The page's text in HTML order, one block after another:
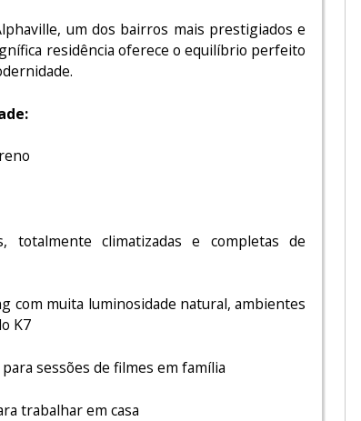
um dos bairros mais prestigiados e
residência oferece o equilíbrio perfeito
totalmente climatizadas e completas de
com muita luminosidade natural, ambientes
K7
sessões de filmes em família
trabalhar em casa